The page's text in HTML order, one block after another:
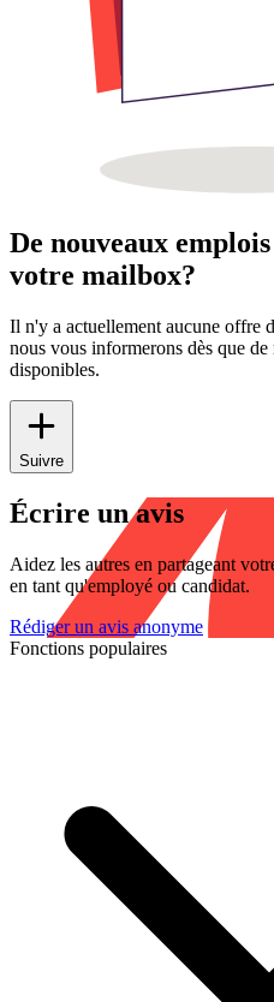
De nouveaux
votre mailbox?
Il n'y a actuellement aucune offre
nous vous informerons dès que
disponibles.
Suivre
Écrire un avis
Aidez les autres en partageant
en tant qu'employé ou candidat.
Rédiger un avis anonyme
Fonctions populaires